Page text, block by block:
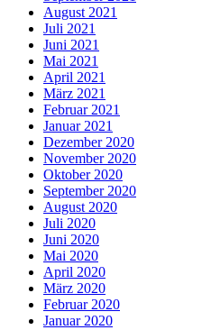
August 2021
Juli 2021
Juni 2021
Mai 2021
April 2021
März 2021
Februar 2021
Januar 2021
Dezember 2020
November 2020
Oktober 2020
September 2020
August 2020
Juli 2020
Juni 2020
Mai 2020
April 2020
März 2020
Februar 2020
Januar 2020